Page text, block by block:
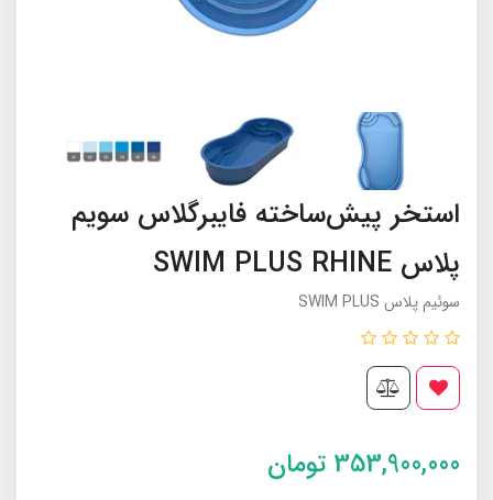
استخر پیش‌ساخته فایبرگلاس سویم
پلاس SWIM PLUS RHINE
سوئیم پلاس SWIM PLUS
353,900,000 تومان